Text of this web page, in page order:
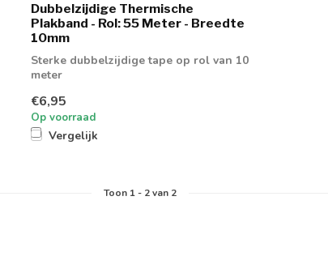
Dubbelzijdige Thermische
Plakband - Rol: 55 Meter - Breedte
10mm
Sterke dubbelzijdige tape op rol van 10
meter
€6,95
Op voorraad
Vergelijk
Toon 1- 2van 2